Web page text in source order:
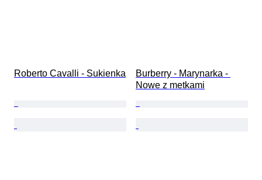
Roberto Cavalli - Sukienka
Burberry - Marynarka -
Nowe z metkami